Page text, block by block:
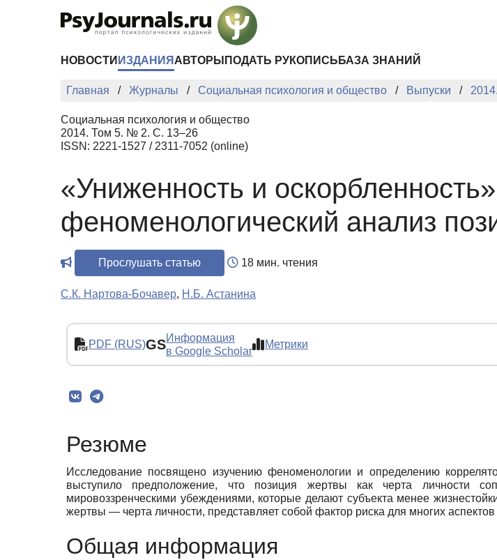
НОВОСТИ ИЗДАНИЯ АВТОРЫ ПОДАТЬ РУКОПИСЬ БАЗА ЗНАНИЙ
Главная Журналы Социальная психология и общество Выпуски
Социальная психология и общество
2014. Том 5. № 2. С. 13–26
ISSN: 2221-1527 / 2311-7052 (online)
«Униженность и
феноменологический анализ
Прослушать статью 18 мин. чтения
С.К. Нартова-Бочавер, Н.Б. Астанина
PDF (RUS)GSИнформация
в Google Scholar
Метрики
Резюме
Исследование посвящено изучению феноменологии и определению
выступило предположение, что позиция жертвы как черта личности
мировоззренческими убеждениями, которые делают субъекта менее
жертвы — черта личности, представляет собой фактор риска для многих
Общая информация